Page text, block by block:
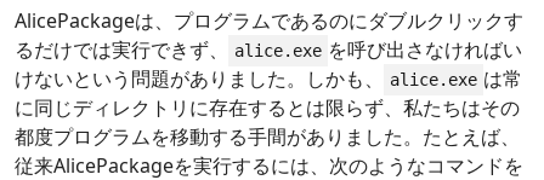
AlicePackageは、プログラムであるのにダブルクリックす
るだけでは実行できず、
alice.exe を呼び出さなければい
けないという問題がありました。しかも、
alice.exe は常
に同じディレクトリに存在するとは限らず、私たちはその
都度プログラムを移動する手間がありました。たとえば、
従来AlicePackageを実行するには、次のようなコマンドを